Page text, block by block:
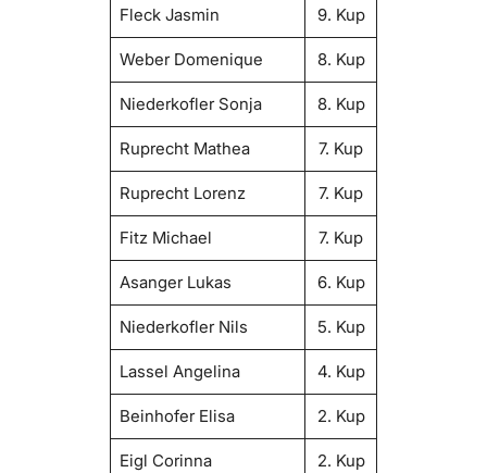
Fleck Jasmin 9. Kup
Weber Domenique 8. Kup
Niederkofler Sonja 8. Kup
Ruprecht Mathea 7. Kup
Ruprecht Lorenz 7. Kup
Fitz Michael 7. Kup
Asanger Lukas 6. Kup
Niederkofler Nils 5. Kup
Lassel Angelina 4. Kup
Beinhofer Elisa 2. Kup
Eigl Corinna 2. Kup